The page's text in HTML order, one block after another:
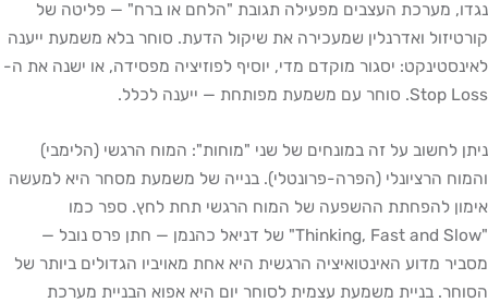
נגדו, מערכת העצבים מפעילה תגובת "הלחם או ברח" — פליטה של
קורטיזול ואדרנלין שמעכירה את שיקול הדעת. סוחר בלא משמעת ייענה
לאינסטינקט: יסגור מוקדם מדי, יוסיף לפוזיציה מפסידה, או ישנה את ה-
Stop Loss. סוחר עם משמעת מפותחת — ייענה לכלל.
ניתן לחשוב על זה במונחים של שני "מוחות": המוח הרגשי (הלימבי)
והמוח הרציונלי (הפרה-פרונטלי). בנייה של משמעת מסחר היא למעשה
אימון להפחתת ההשפעה של המוח הרגשי תחת לחץ. ספר כמו
"Thinking, Fast and Slow" של דניאל כהנמן — חתן פרס נובל —
מסביר מדוע האינטואיציה הרגשית היא אחת מאויביו הגדולים ביותר של
הסוחר. בניית משמעת עצמית לסוחר יום היא אפוא הבניית מערכת